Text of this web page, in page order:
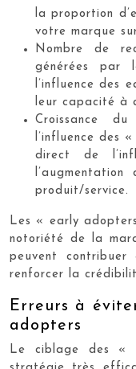
la proportion
votre marque
Nombre de
générées par
l’influence des
leur capacité à
Croissance
l’influence des
direct de
produit/service.
Les « early
notoriété de la
peuvent
renforcer la
Erreurs à
adopters
Le ciblage des «